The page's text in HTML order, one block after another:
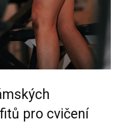
pro cvičení